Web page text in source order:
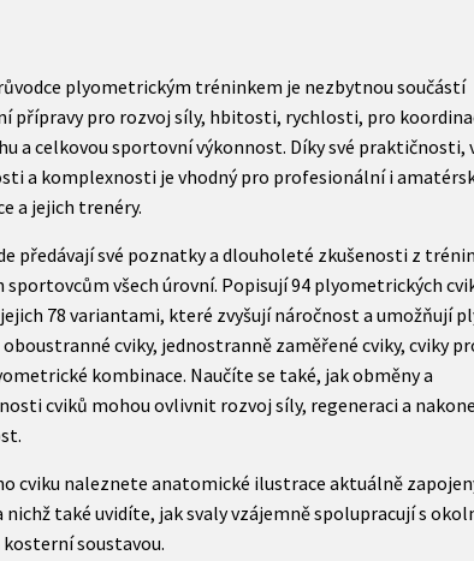
plyometrickým tréninkem je nezbytnou součástí
přípravy pro rozvoj síly, hbitosti, rychlosti, pro
a celkovou sportovní výkonnost. Díky své praktičnosti,
a komplexnosti je vhodný pro profesionální i
a jejich trenéry.
předávají své poznatky a dlouholeté zkušenosti z
sportovcům všech úrovní. Popisují 94 plyometrických
78 variantami, které zvyšují náročnost a umožňují
cviky, jednostranně zaměřené cviky, cviky
kombinace. Naučíte se také, jak obměny a
cviků mohou ovlivnit rozvoj síly, regeneraci a
cviku naleznete anatomické ilustrace aktuálně
nichž také uvidíte, jak svaly vzájemně spolupracují s
kosterní soustavou.